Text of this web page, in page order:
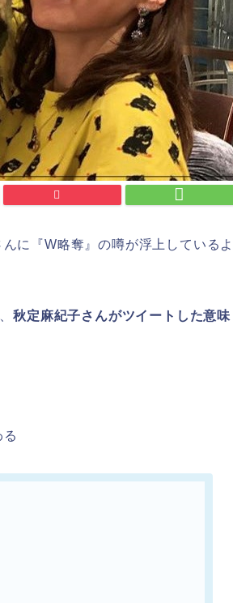
んに『W略奪』の噂が浮上しているよ
秋定麻紀子さんがツイートした意味